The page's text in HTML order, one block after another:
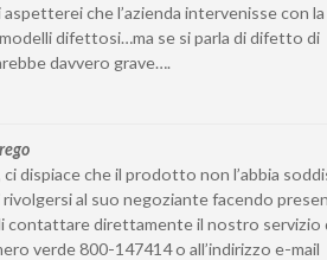
che l’azienda intervenisse con la
difettosi…ma se si parla di difetto di
davvero grave….
dispiace che il prodotto non l’abbia
rivolgersi al suo negoziante facendo
contattare direttamente il nostro servizio
verde 800-147414 o all’indirizzo e-mail